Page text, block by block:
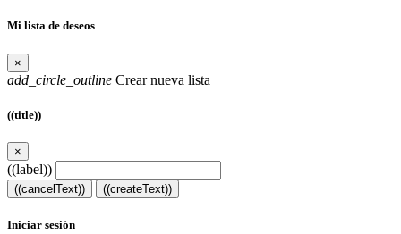
Mi lista de deseos
×
add_circle_outline Crear nueva lista
((title))
×
((label))
((cancelText)) ((createText))
Iniciar sesión